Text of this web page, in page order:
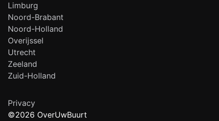
Limburg
Noord-Brabant
Noord-Holland
Overijssel
Utrecht
Zeeland
Zuid-Holland
Privacy
©2026 OverUwBuurt